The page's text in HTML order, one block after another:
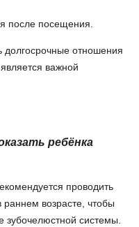
после посещения.
долгосрочные отношения
важной
ребёнка
проводить
возрасте, чтобы
зубочелюстной системы.